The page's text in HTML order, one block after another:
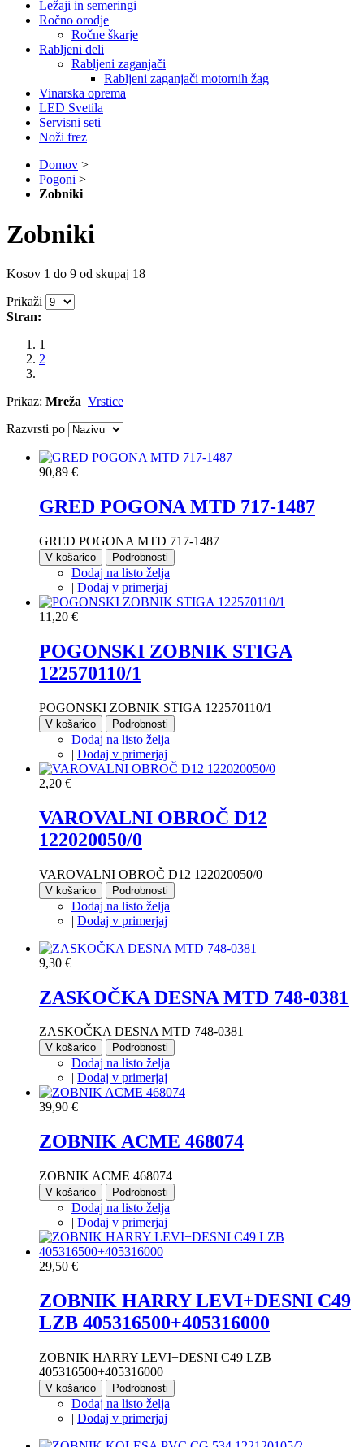
Ležaji in semeringi
Ročno orodje
Ročne škarje
Rabljeni deli
Rabljeni zaganjači
Rabljeni zaganjači motornih žag
Vinarska oprema
LED Svetila
Servisni seti
Noži frez
Domov >
Pogoni >
Zobniki
Zobniki
Kosov 1 do 9 od skupaj 18
Prikaži
Stran:
1
2
Prikaz: Mreža Vrstice
Razvrsti po
90,89 €
GRED POGONA MTD 717-1487
GRED POGONA MTD 717-1487
V košarico Podrobnosti
Dodaj na listo želja
| Dodaj v primerjaj
11,20 €
POGONSKI ZOBNIK STIGA
122570110/1
POGONSKI ZOBNIK STIGA 122570110/1
V košarico Podrobnosti
Dodaj na listo želja
| Dodaj v primerjaj
2,20 €
VAROVALNI OBROČ D12
122020050/0
VAROVALNI OBROČ D12 122020050/0
V košarico Podrobnosti
Dodaj na listo želja
| Dodaj v primerjaj
9,30 €
ZASKOČKA DESNA MTD 748-0381
ZASKOČKA DESNA MTD 748-0381
V košarico Podrobnosti
Dodaj na listo želja
| Dodaj v primerjaj
39,90 €
ZOBNIK ACME 468074
ZOBNIK ACME 468074
V košarico Podrobnosti
Dodaj na listo želja
| Dodaj v primerjaj
29,50 €
ZOBNIK HARRY LEVI+DESNI C49
LZB 405316500+405316000
ZOBNIK HARRY LEVI+DESNI C49 LZB
405316500+405316000
V košarico Podrobnosti
Dodaj na listo želja
| Dodaj v primerjaj